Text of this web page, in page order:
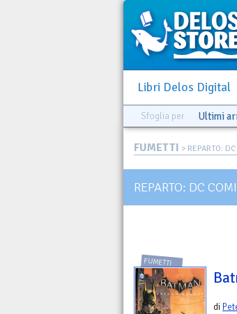
Libri Delos Digital
Sfoglia per Ultimi
FUMETTI > REPARTO:
REPARTO: DC
FUMETTI
di